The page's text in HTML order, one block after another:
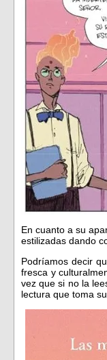
En cuanto a su
estilizadas dando
Podríamos decir
fresca y
vez que si no la
lectura que toma